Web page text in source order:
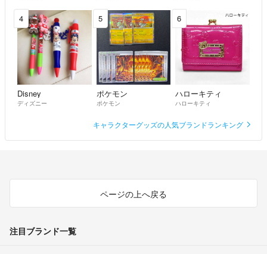
4
Disney
ディズニー
5
ポケモン
ポケモン
6
ハローキティ
ハローキティ
キャラクターグッズの人気ブランドランキング
ページの上へ戻る
注目ブランド一覧